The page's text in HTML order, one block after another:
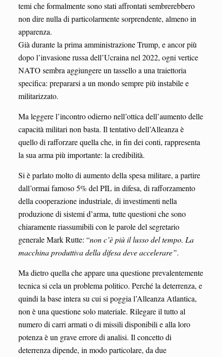
temi che formalmente sono stati affrontati sembrerebbero
non dire nulla di particolarmente sorprendente, almeno in
apparenza.
Già durante la prima amministrazione Trump, e ancor più
dopo l’invasione russa dell’Ucraina nel 2022, ogni vertice
NATO sembra aggiungere un tassello a una traiettoria
specifica: prepararsi a un mondo sempre più instabile e
militarizzato.
Ma leggere l’incontro odierno nell’ottica dell’aumento delle
capacità militari non basta. Il tentativo dell’Alleanza è
quello di rafforzare quella che, in fin dei conti, rappresenta
la sua arma più importante: la credibilità.
Si è parlato molto di aumento della spesa militare, a partire
dall’ormai famoso 5% del PIL in difesa, di rafforzamento
della cooperazione industriale, di investimenti nella
produzione di sistemi d’arma, tutte questioni che sono
chiaramente riassumibili con le parole del segretario
generale Mark Rutte: “non c’è più il lusso del tempo. La
macchina produttiva della difesa deve accelerare”.
Ma dietro quella che appare una questione prevalentemente
tecnica si cela un problema politico. Perché la deterrenza, e
quindi la base intera su cui si poggia l’Alleanza Atlantica,
non è una questione solo materiale. Rilegare il tutto al
numero di carri armati o di missili disponibili e alla loro
potenza è un grave errore di analisi. Il concetto di
deterrenza dipende, in modo particolare, da due